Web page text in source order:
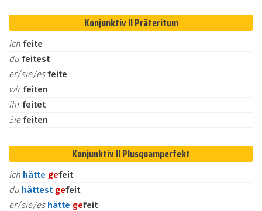
Konjunktiv II Präteritum
ich feite
du feitest
er/sie/esfeite
wirfeiten
ihrfeitet
Siefeiten
Konjunktiv II Plusquamperfekt
ich hätte gefeit
du hättest gefeit
er/sie/es hätte gefeit